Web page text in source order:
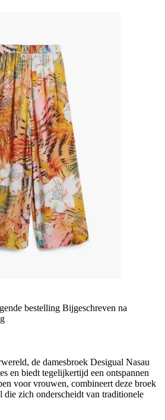
bestelling Bijgeschreven na
de damesbroek Desigual Nasau
en biedt tegelijkertijd een ontspannen
voor vrouwen, combineert deze broek
die zich onderscheidt van traditionele